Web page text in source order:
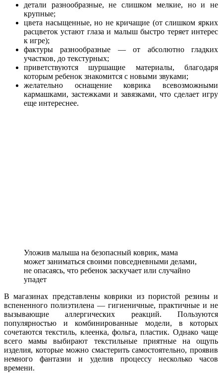
детали разнообразные, не слишком мелкие, но и не
крупные;
цвета насыщенные, но не кричащие (от слишком ярких
расцветок устают глаза и малыш быстро теряет интерес
к игре);
фактуры разнообразные — от абсолютно гладких
участков, до текстурных;
приветствуются шуршащие материалы, благодаря
которым ребенок знакомится с новыми звуками;
желательно оснащение коврика всевозможными
кармашками, застежками и завязками, что сделает игру
еще интереснее.
Уложив малыша на безопасный коврик, мама
может заниматься своими повседневными делами,
не опасаясь, что ребенок заскучает или случайно
упадет
В магазинах представлены коврики из пористой резины и
вспененного полиэтилена — гигиеничные, практичные и не
вызывающие аллергических реакций. Пользуются
популярностью и комбинированные модели, в которых
сочетаются текстиль, клеенка, фольга, пластик. Однако чаще
всего мамы выбирают текстильные приятные на ощупь
изделия, которые можно смастерить самостоятельно, проявив
немного фантазии и уделив процессу несколько часов
времени.